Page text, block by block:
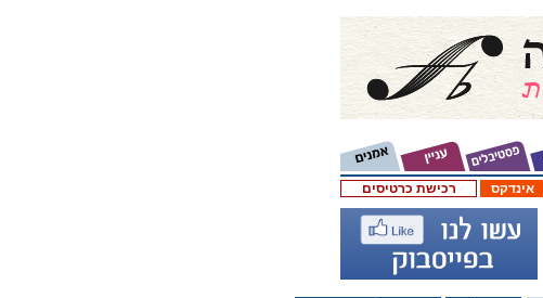
רכישת כרטיסים אינדקס